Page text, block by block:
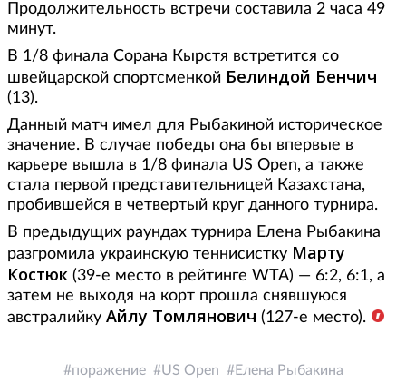
Продолжительность встречи составила 2 часа 49
минут.
В 1/8 финала Сорана Кырстя встретится со
швейцарской спортсменкой Белиндой Бенчич
(13).
Данный матч имел для Рыбакиной историческое
значение. В случае победы она бы впервые в
карьере вышла в 1/8 финала US Open, а также
стала первой представительницей Казахстана,
пробившейся в четвертый круг данного турнира.
В предыдущих раундах турнира Елена Рыбакина
разгромила украинскую теннисистку Марту
Костюк (39-е место в рейтинге WTA) — 6:2, 6:1, а
затем не выходя на корт прошла снявшуюся
австралийку Айлу Томлянович (127-е место).
поражение US Open Елена Рыбакина